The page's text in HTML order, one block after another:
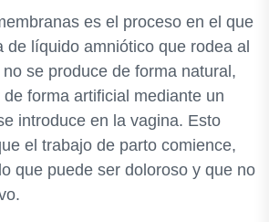
es el proceso en el que
de líquido amniótico que rodea al
se produce de forma natural,
forma artificial mediante un
introduce en la vagina. Esto
el trabajo de parto comience,
que puede ser doloroso y que no